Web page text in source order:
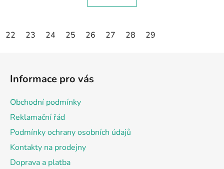
22 23 24 25 26 27 28 29
Informace pro vás
Obchodní podmínky
Reklamační řád
Podmínky ochrany osobních údajů
Kontakty na prodejny
Doprava a platba